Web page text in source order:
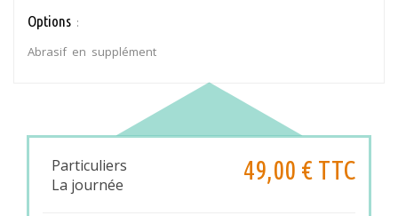
Options :
Abrasif en supplément
Particuliers
La journée
49,00 € TTC